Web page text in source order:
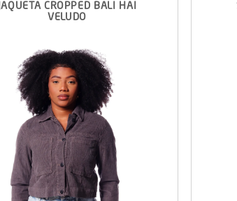
JAQUETA CROPPED BALI HAI
VELUDO